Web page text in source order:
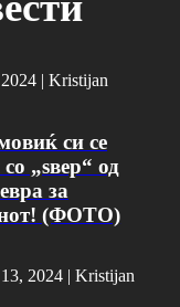
|Kristijan
си се
„ѕвер“ од
за
(ФОТО)
2024 | Kristijan